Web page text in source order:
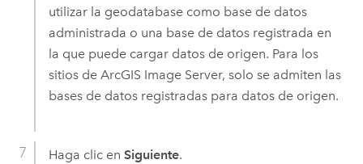
utilizar la geodatabase como base de datos
administrada o una base de datos registrada en
la que puede cargar datos de origen. Para los
sitios de ArcGIS Image Server, solo se admiten las
bases de datos registradas para datos de origen.
Haga clic en Siguiente.